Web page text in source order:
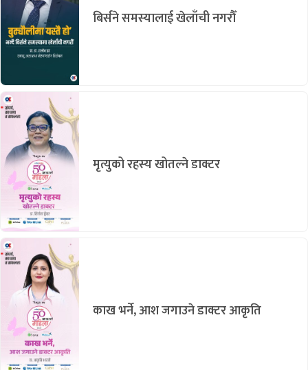
बिर्सने समस्यालाई खेलाँची नगरौँ
मृत्युको रहस्य खोतल्ने डाक्टर
काख भर्ने, आश जगाउने डाक्टर आकृति